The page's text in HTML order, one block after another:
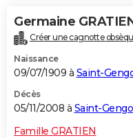
Germaine
Créer une cagnotte
Naissance
09/07/1909 à Saint-
Décès
05/11/2008 à Saint-
Famille GRATIEN